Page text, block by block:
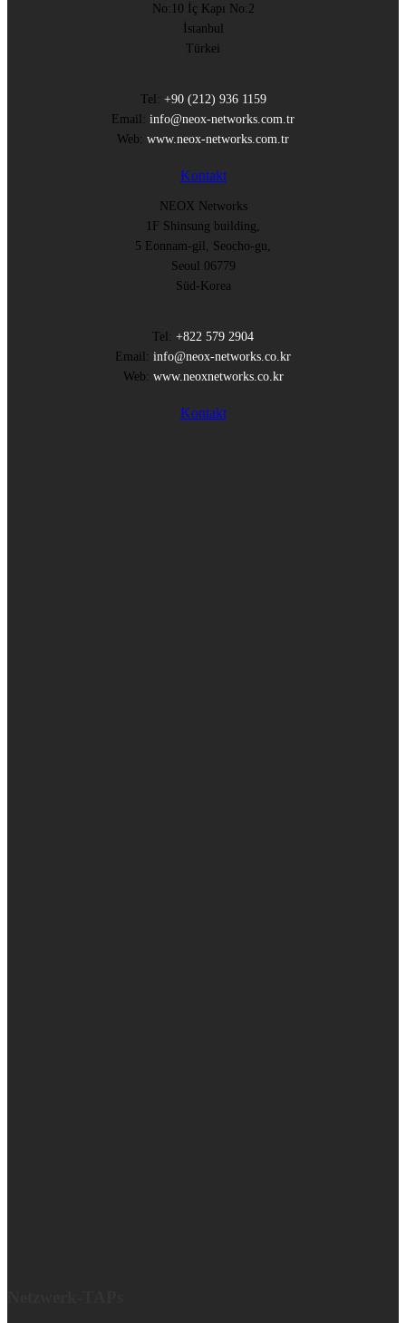
No:10 İç Kapı No:2
İstanbul
Türkei
Tel: +90 (212) 936 1159
Email: info@neox-networks.com.tr
Web: www.neox-networks.com.tr
Kontakt
NEOX Networks
1F Shinsung building,
5 Eonnam-gil, Seocho-gu,
Seoul 06779
Süd-Korea
Tel: +822 579 2904
Email: info@neox-networks.co.kr
Web: www.neoxnetworks.co.kr
Kontakt